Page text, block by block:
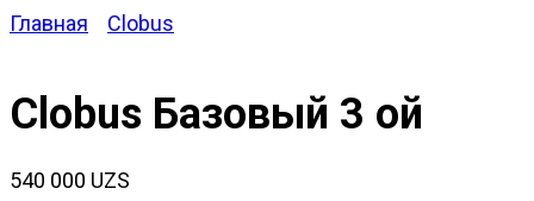
Главная
Clobus
Clobus Базовый 3 ой
540 000 UZS